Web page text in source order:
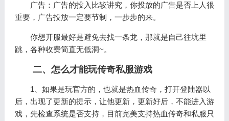
广告：广告的投入比较讲究，你投放的广告是否上人很
重要，广告投放一定要节制，一步步的来。
你想开服最好是避免去找一条龙，那就是自己往坑里
跳，各种收费简直无低洞~。
二、怎么才能玩传奇私服游戏
1、如果是玩官方的，也就是热血传奇，打开登陆器以
后，出现了更新的提示，让他更新，更新好后，不能进入游
戏，先检查系统是否支持，目前完美支持热血传奇和私服只